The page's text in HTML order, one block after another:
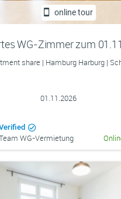
online tour
share | Hamburg Harburg |
01.11.2026
WG-Vermietung